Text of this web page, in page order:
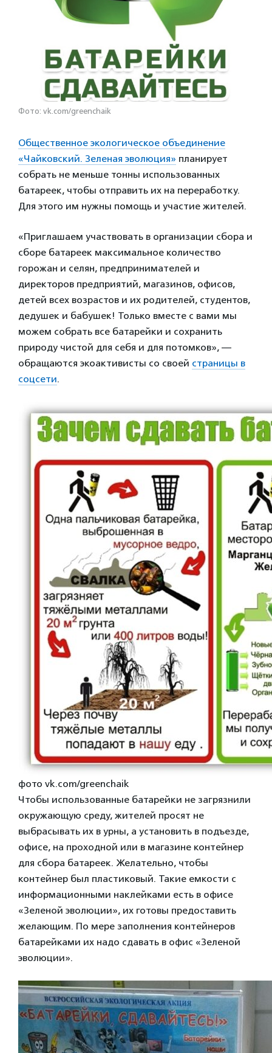
Фото: vk.com/greenchaik
Общественное экологическое объединение
«Чайковский. Зеленая эволюция» планирует
собрать не меньше тонны использованных
батареек, чтобы отправить их на переработку.
Для этого им нужны помощь и участие жителей.
«Приглашаем участвовать в организации сбора и
сборе батареек максимальное количество
горожан и селян, предпринимателей и
директоров предприятий, магазинов, офисов,
детей всех возрастов и их родителей, студентов,
дедушек и бабушек! Только вместе с вами мы
можем собрать все батарейки и сохранить
природу чистой для себя и для потомков», —
обращаются экоактивисты со своей страницы в
соцсети.
фото vk.com/greenchaik
Чтобы использованные батарейки не загрязнили
окружающую среду, жителей просят не
выбрасывать их в урны, а установить в подъезде,
офисе, на проходной или в магазине контейнер
для сбора батареек. Желательно, чтобы
контейнер был пластиковый. Такие емкости с
информационными наклейками есть в офисе
«Зеленой эволюции», их готовы предоставить
желающим. По мере заполнения контейнеров
батарейками их надо сдавать в офис «Зеленой
эволюции».